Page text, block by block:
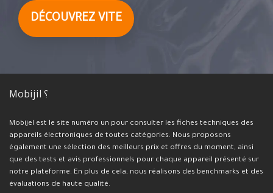
DÉCOUVREZ VITE
Mobijil ؟
Mobijel est le site numéro un pour consulter les fiches techniques des
appareils électroniques de toutes catégories. Nous proposons
également une sélection des meilleurs prix et offres du moment, ainsi
que des tests et avis professionnels pour chaque appareil présenté sur
notre plateforme. En plus de cela, nous réalisons des benchmarks et des
évaluations de haute qualité.